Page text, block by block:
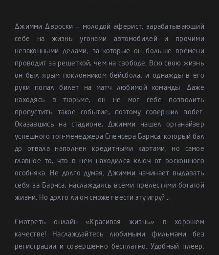
Джимми Двроски — молодой аферист, зарабатывающий
себе на жизнь угонами автомобилей и прочими
незаконными делами, за которые он больше времени
проводит за решеткой, чем на свободе. Всю свою жизнь
он был ярым поклонником бейсбола, и однажды в его
руки попал билет на матч любимой команды. Даже
находясь в тюрьме, он не мог себе позволить
пропустить такое событие, поэтому совершил побег.
Оказавшись на стадионе, Джимми нашел органайзер
успешного топ-менеджера Спенсера Барнса, который бал
до отвала наполнен кредитными картами, но самое
главное то, что в нем находился ключ от роскошного
особняка. Не долго думая, Джимми начинает выдавать
себя за Барнса, наслаждаясь всеми прелестями богатой
жизни. Но долго ли он сможет вести эту игру?...
Смотреть онлайн «Красивая жизнь» в хорошем
качестве! Наслаждайтесь любимыми фильмами без
регистрации и совершенно бесплатно. Удобный плеер,